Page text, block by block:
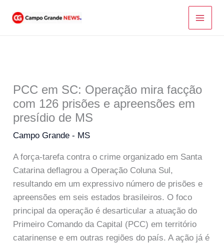
para
PCC em SC: Operação mira facção
com 126 prisões e apreensões em
presídio de MS
Campo Grande - MS
A força-tarefa contra o crime organizado em Santa
Catarina deflagrou a Operação Coluna Sul,
resultando em um expressivo número de prisões e
apreensões em seis estados brasileiros. O foco
principal da operação é desarticular a atuação do
Primeiro Comando da Capital (PCC) em território
catarinense e em outras regiões do país. A ação já é